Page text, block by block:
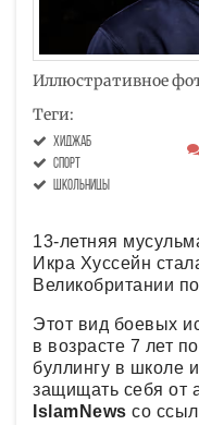
Иллюстративное
Теги:
хиджаб
спорт
школьницы
13-летняя
Икра Хуссейн
Великобритании
Этот вид боевых
в возрасте 7 лет
буллингу в школе
защищать себя от
IslamNews со